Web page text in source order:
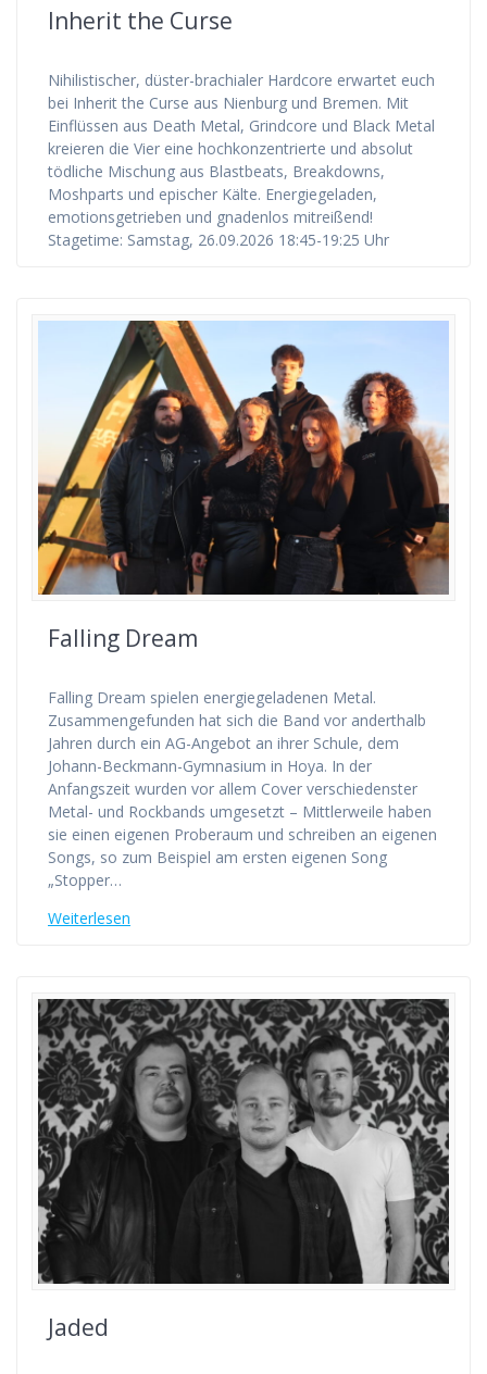
Inherit the Curse
Nihilistischer, düster-brachialer Hardcore erwartet euch
bei Inherit the Curse aus Nienburg und Bremen. Mit
Einflüssen aus Death Metal, Grindcore und Black Metal
kreieren die Vier eine hochkonzentrierte und absolut
tödliche Mischung aus Blastbeats, Breakdowns,
Moshparts und epischer Kälte. Energiegeladen,
emotionsgetrieben und gnadenlos mitreißend!
Stagetime: Samstag, 26.09.2026 18:45-19:25 Uhr
Falling Dream
Falling Dream spielen energiegeladenen Metal.
Zusammengefunden hat sich die Band vor anderthalb
Jahren durch ein AG-Angebot an ihrer Schule, dem
Johann-Beckmann-Gymnasium in Hoya. In der
Anfangszeit wurden vor allem Cover verschiedenster
Metal- und Rockbands umgesetzt – Mittlerweile haben
sie einen eigenen Proberaum und schreiben an eigenen
Songs, so zum Beispiel am ersten eigenen Song
„Stopper…
Weiterlesen
Jaded